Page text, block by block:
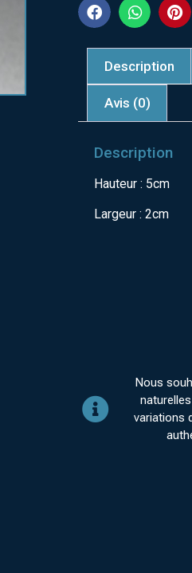
Description
Avis (0)
Description
Hauteur : 5cm
Largeur : 2cm
Nous
variations